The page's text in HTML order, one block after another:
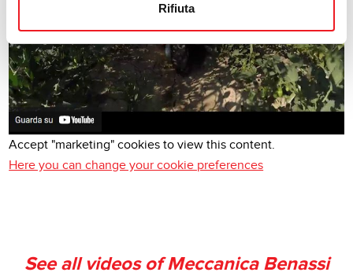
Rifiuta
Accept "marketing" cookies to view this content.
Here you can change your cookie preferences
See all videos of Meccanica Benassi